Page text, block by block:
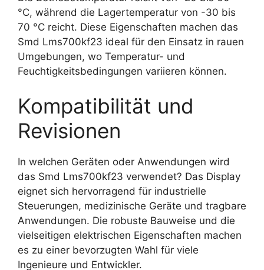
°C, während die Lagertemperatur von -30 bis
70 °C reicht. Diese Eigenschaften machen das
Smd Lms700kf23 ideal für den Einsatz in rauen
Umgebungen, wo Temperatur- und
Feuchtigkeitsbedingungen variieren können.
Kompatibilität und
Revisionen
In welchen Geräten oder Anwendungen wird
das Smd Lms700kf23 verwendet? Das Display
eignet sich hervorragend für industrielle
Steuerungen, medizinische Geräte und tragbare
Anwendungen. Die robuste Bauweise und die
vielseitigen elektrischen Eigenschaften machen
es zu einer bevorzugten Wahl für viele
Ingenieure und Entwickler.